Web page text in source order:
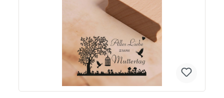
Überraschung an einem besonderen Tag.
Lasergravierte Gummistempelplatte Holzstempel aus